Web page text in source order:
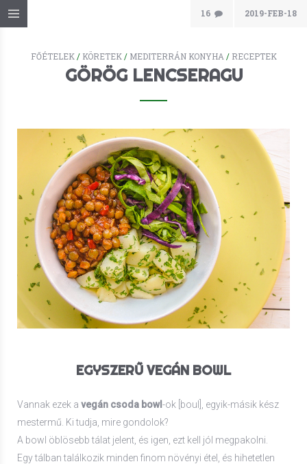
16 2019-FEB-18
FŐÉTELEK/ KÖRETEK/ MEDITERRÁN KONYHA/ RECEPTEK
GÖRÖG LENCSERAGU
EGYSZERŰ VEGÁN BOWL
Vannak ezek a vegán csoda bowl-ok [boul], egyik-másik kész
mestermű. Ki tudja, mire gondolok?
A bowl öblösebb tálat jelent, és igen, ezt kell jól megpakolni.
Egy tálban találkozik minden finom növényi étel, és hihetetlen